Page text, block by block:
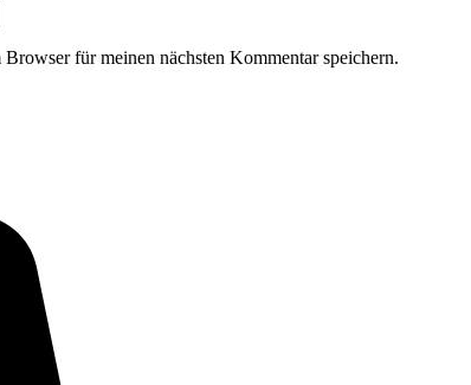
für meinen nächsten Kommentar speichern.